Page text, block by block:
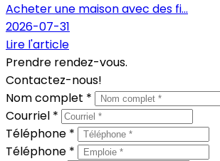
Acheter une maison avec des fi...
2026-07-31
Lire l'article
Prendre rendez-vous.
Contactez-nous!
Nom complet *
Courriel *
Téléphone *
Téléphone *